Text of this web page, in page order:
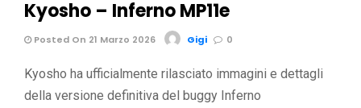
Kyosho – Inferno MP11e
Posted On 21 Marzo 2026 Gigi 0
Kyosho ha ufficialmente rilasciato immagini e dettagli
della versione definitiva del buggy Inferno